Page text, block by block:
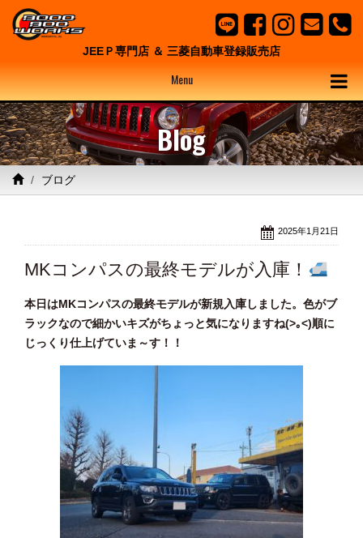
JEEＰ専門店 ＆ 三菱自動車登録販売店
Menu
Blog
ブログ
2025年1月21日
MKコンパスの最終モデルが入庫！
本日はMKコンパスの最終モデルが新規入庫しました。色がブ
ラックなので細かいキズがちょっと気になりますね(>｡<)順に
じっくり仕上げていま～す！！